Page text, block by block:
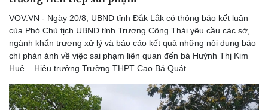
VOV.VN - Ngày 20/8, UBND tỉnh Đắk Lắk có thông báo kết luận
của Phó Chủ tịch UBND tỉnh Trương Công Thái yêu cầu các sở,
ngành khẩn trương xử lý và báo cáo kết quả những nội dung báo
chí phản ánh về việc sai phạm liên quan đến bà Huỳnh Thị Kim
Huệ – Hiệu trưởng Trường THPT Cao Bá Quát.